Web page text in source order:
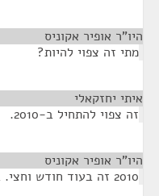
היו"ר אופיר אקוניס
מתי זה צפוי להיות?
איתי יחזקאלי
זה צפוי להתחיל ב-2010.
היו"ר אופיר אקוניס
2010 זה בעוד חודש וחצי. בהתחלה או בסוף?